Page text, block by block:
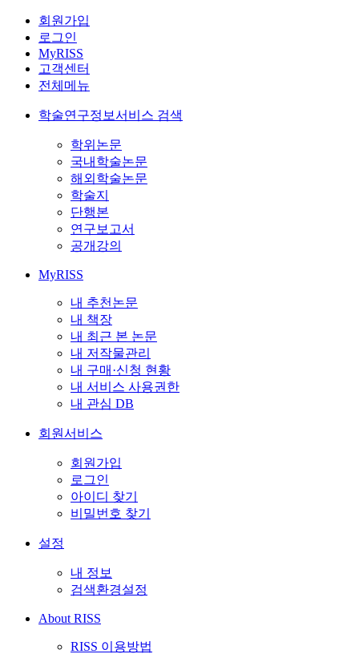
회원가입
로그인
MyRISS
고객센터
전체메뉴
학술연구정보서비스 검색
학위논문
국내학술논문
해외학술논문
학술지
단행본
연구보고서
공개강의
MyRISS
내 추천논문
내 책장
내 최근 본 논문
내 저작물관리
내 구매·신청 현황
내 서비스 사용권한
내 관심 DB
회원서비스
회원가입
로그인
아이디 찾기
비밀번호 찾기
설정
내 정보
검색환경설정
About RISS
RISS 이용방법